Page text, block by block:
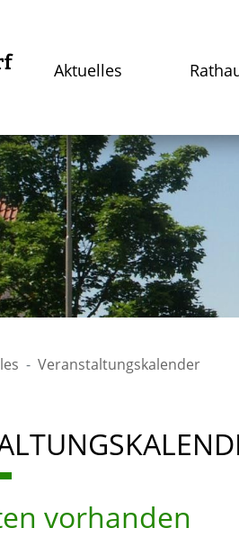
Aktuelles
Veranstaltungskalender
vorhanden